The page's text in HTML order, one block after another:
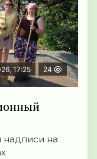
17:25 24
надписи на